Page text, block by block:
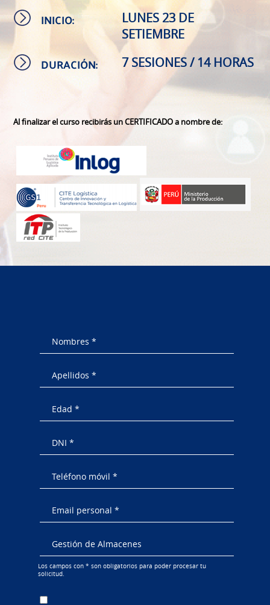
INICIO:
LUNES 23 DE
SETIEMBRE
DURACIÓN: 7 SESIONES / 14 HORAS
Al finalizar el curso recibirás un CERTIFICADO a nombre de:
Los campos con * son obligatorios para poder procesar tu
solicitud.